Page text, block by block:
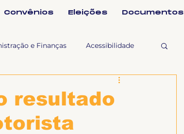
Convênios Eleições Documentos
e Finanças Acessibilidade
Mundo
resultado